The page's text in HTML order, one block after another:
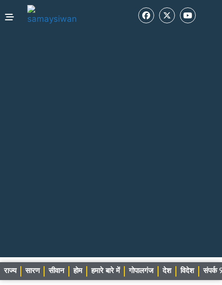
राज्य सारण सीवान होम हमारे बारे में गोपालगंज देश विदेश संपर्क